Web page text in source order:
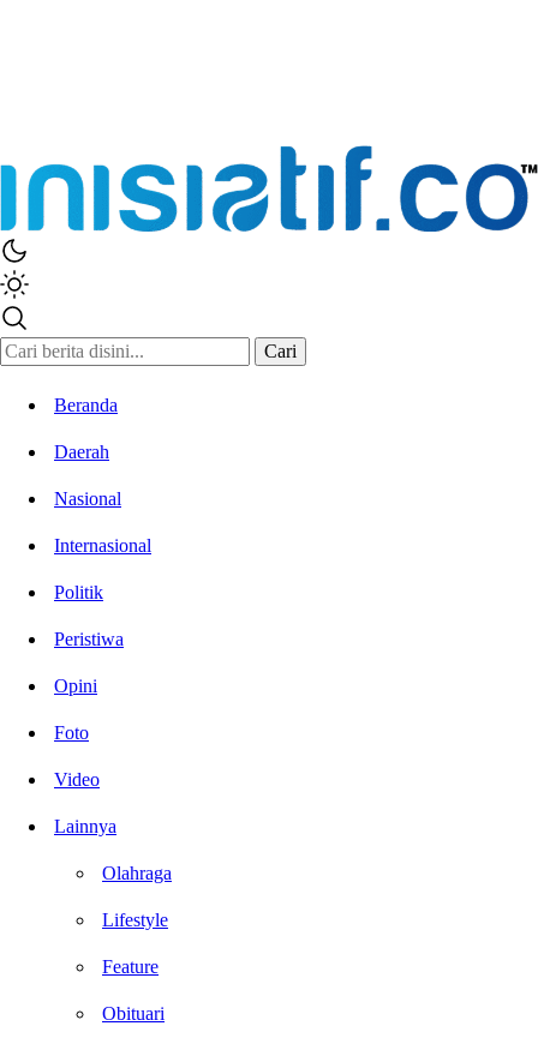
Inisiatif.co
Stay Connected Stay Informed
Cari
Beranda
Daerah
Nasional
Internasional
Politik
Peristiwa
Opini
Foto
Video
Lainnya
Olahraga
Lifestyle
Feature
Obituari